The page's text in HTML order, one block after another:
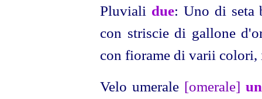
Pluviali due: Uno di seta
con striscie di gallone
con fiorame di varii colori,
Velo umerale [omerale]